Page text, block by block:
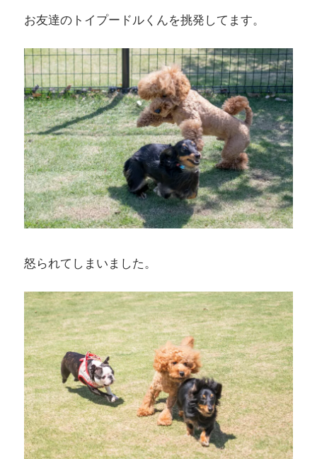
お友達のトイプードルくんを挑発してます。
怒られてしまいました。